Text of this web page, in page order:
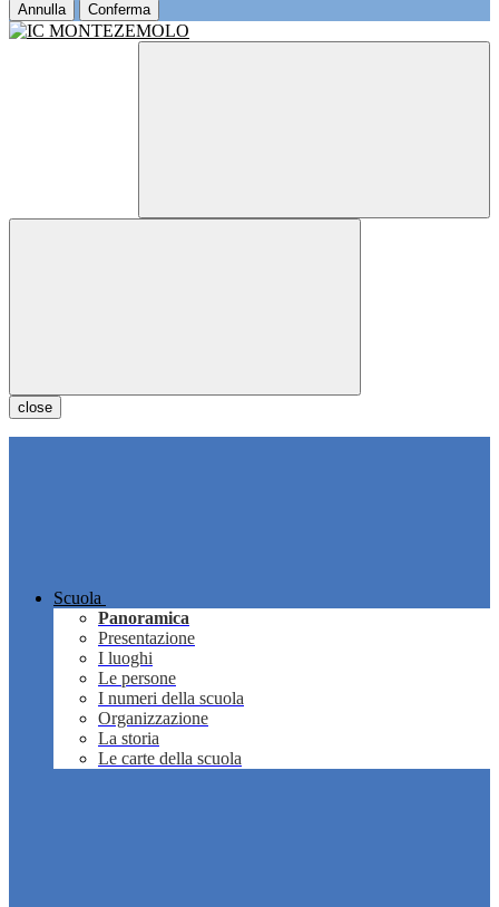
Annulla Conferma
close
Scuola
Panoramica
Presentazione
I luoghi
Le persone
I numeri della scuola
Organizzazione
La storia
Le carte della scuola